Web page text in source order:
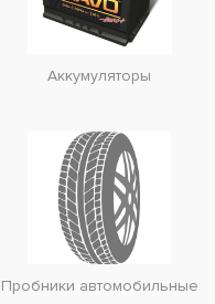
Аккумуляторы
Пробники автомобильные